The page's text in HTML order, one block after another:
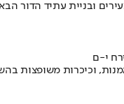
ובניית עתיד הדור
י-ם